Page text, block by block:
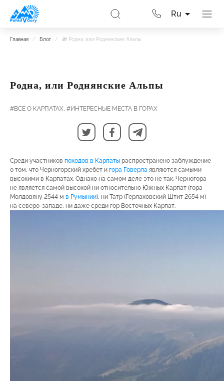
Ru
Главная / Блог / 🎁 Родна, или Роднянские Альпы
Родна, или Роднянские Альпы
#ВСЕ О КАРПАТАХ, #ИНТЕРЕСНЫЕ МЕСТА В ГОРАХ
Среди участников походов в Карпаты распространено заблуждение
о том, что Черногорский хребет и гора Говерла являются самыми
высокими в Карпатах. Однако на самом деле это не так. Черногора
не является самой высокой ни относительно Южных Карпат (гора
Молдовяну 2544 м в Румынии), ни Татр (Герлаховский Штит 2654 м)
на северо-западе, ни даже среди гор Восточных Карпат.